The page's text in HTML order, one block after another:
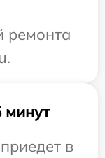
ремонта
минут
в